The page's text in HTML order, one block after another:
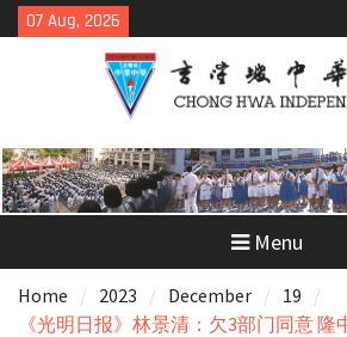
Skip
to
07 Aug, 2026
Menu
Home 2023 December
19
《光明日报》林景清：欠3部门同意 隆